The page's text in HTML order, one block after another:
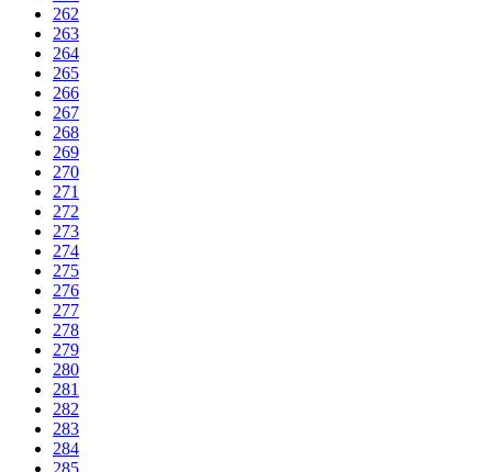
262
263
264
265
266
267
268
269
270
271
272
273
274
275
276
277
278
279
280
281
282
283
284
285